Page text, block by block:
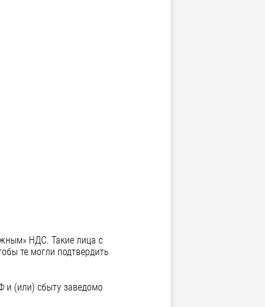
НДС. Такие лица с
те могли подтвердить
и (или) сбыту заведомо